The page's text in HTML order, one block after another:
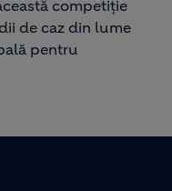
competiție
de caz din lume
pentru